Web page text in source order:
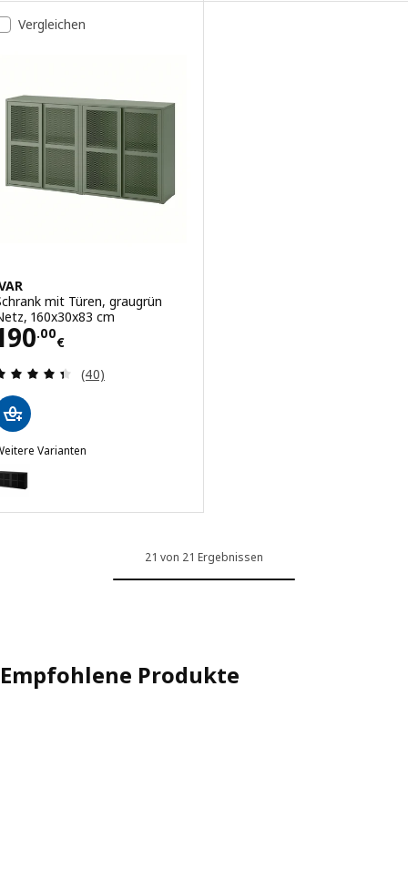
Vergleichen
mit Türen, graugrün
160x30x83 cm
.00
€
190.00€
Bewertungen: 4.4 von 5 Sternen. Bewertungen
(40)
Varianten
IVAR, Schrank mit Türen, schwarz Netz, 160x30x83 cm
21 von 21 Ergebnissen
Empfohlene Produkte